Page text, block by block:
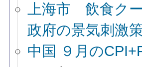
上海市 飲食ク
政府の景気刺激
中国 ９月の